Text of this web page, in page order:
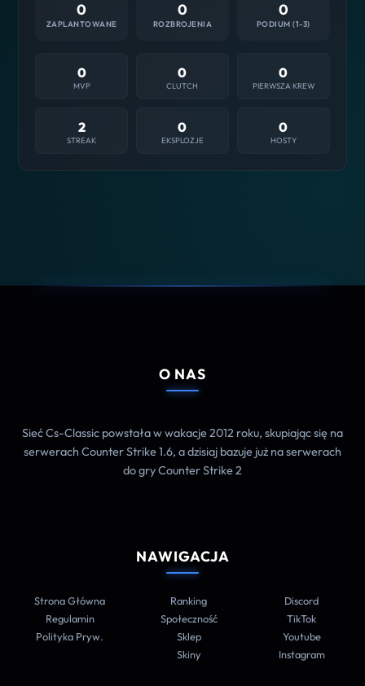
0
ZAPLANTOWANE
0
ROZBROJENIA
0
PODIUM (1-3)
0
MVP
0
CLUTCH
0
PIERWSZA KREW
2
STREAK
0
EKSPLOZJE
0
HOSTY
O NAS
Sieć Cs-Classic powstała w wakacje 2012 roku, skupiając się na
serwerach Counter Strike 1.6, a dzisiaj bazuje już na serwerach
do gry Counter Strike 2
NAWIGACJA
Strona Główna
Regulamin
Polityka Pryw.
Ranking
Społeczność
Sklep
Skiny
Discord
TikTok
Youtube
Instagram